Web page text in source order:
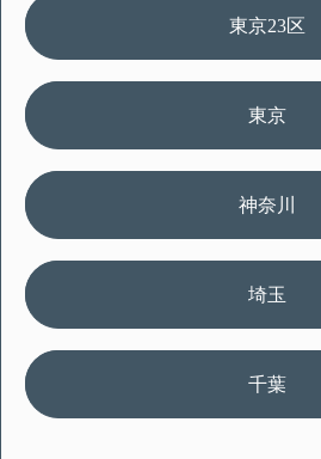
東京23区
東京
神奈川
埼玉
千葉